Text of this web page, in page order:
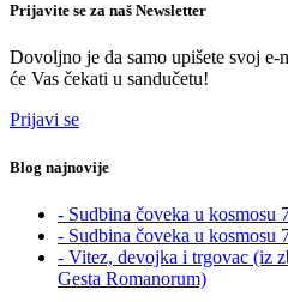
Prijavite se za naš Newsletter
Dovoljno je da samo upišete svoj
će Vas čekati u sandučetu!
Prijavi se
Blog najnovije
- Sudbina čoveka u kosmosu
- Sudbina čoveka u kosmosu
- Vitez, devojka i trgovac (iz
Gesta Romanorum)